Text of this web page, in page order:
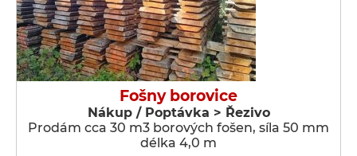
Fošny borovice
Nákup / Poptávka > Řezivo
Prodám cca 30 m3 borových fošen, síla 50 mm
délka 4,0 m